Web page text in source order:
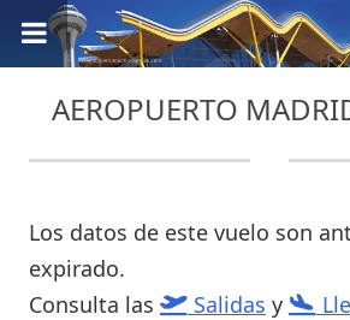
AEROPUERTO
Los datos de este vuelo son
expirado.
Consulta las
Salidas y